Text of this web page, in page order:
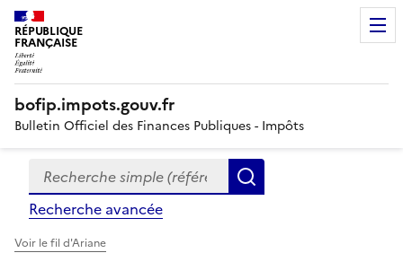
RÉPUBLIQUE
FRANÇAISE
bofip.impots.gouv.fr
Bulletin Officiel des Finances Publiques - Impôts
Formulaire
de
recherche
Recherche simple (références, mots clés, partie du
Recherche avancée
Voir le fil d'Ariane